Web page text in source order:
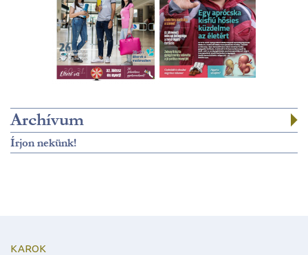
Archívum
Írjon nekünk!
KAROK